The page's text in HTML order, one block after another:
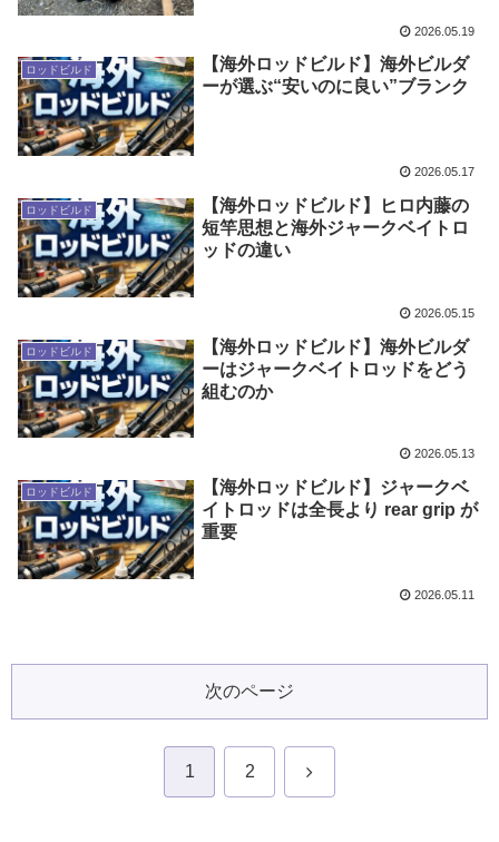
2026.05.19
ロッドビルド
【海外ロッドビルド】海外ビルダ
ーが選ぶ“安いのに良い”ブランク
2026.05.17
ロッドビルド
【海外ロッドビルド】ヒロ内藤の
短竿思想と海外ジャークベイトロ
ッドの違い
2026.05.15
ロッドビルド
【海外ロッドビルド】海外ビルダ
ーはジャークベイトロッドをどう
組むのか
2026.05.13
ロッドビルド
【海外ロッドビルド】ジャークベ
イトロッドは全長より rear grip が
重要
2026.05.11
次のページ
1 2 次